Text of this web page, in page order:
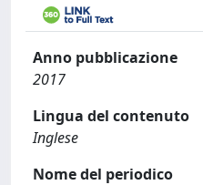
Anno pubblicazione
2017
Lingua del contenuto
Inglese
Nome del periodico